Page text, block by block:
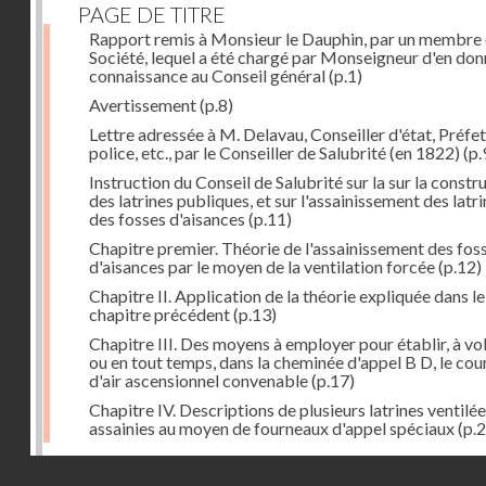
PAGE DE TITRE
Rapport remis à Monsieur le Dauphin, par un membre
Société, lequel a été chargé par Monseigneur d'en
connaissance au Conseil général(p.1)
Avertissement(p.8)
Lettre adressée à M. Delavau, Conseiller d'état,
police, etc., par le Conseiller de Salubrité (en 1822)
Instruction du Conseil de Salubrité sur la sur la
des latrines publiques, et sur l'assainissement des
des fosses d'aisances (p.11)
Chapitre premier. Théorie de l'assainissement des
d'aisances par le moyen de la ventilation forcée(p.12)
Chapitre II. Application de la théorie expliquée dans le
chapitre précédent(p.13)
Chapitre III. Des moyens à employer pour établir, à
ou en tout temps, dans la cheminée d'appel B D, le
d'air ascensionnel convenable(p.17)
Chapitre IV. Descriptions de plusieurs latrines
assainies au moyen de fourneaux d'appel spéciaux
Dernière image